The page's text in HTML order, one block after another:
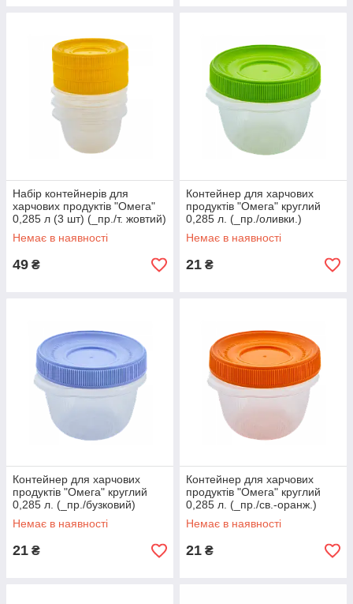
Набір контейнерів для
харчових продуктів "Омега"
0,285 л (3 шт) (_пр./т. жовтий)
Немає в наявності
49 ₴
Контейнер для харчових
продуктів "Омега" круглий
0,285 л. (_пр./оливки.)
Немає в наявності
21 ₴
Контейнер для харчових
продуктів "Омега" круглий
0,285 л. (_пр./бузковий)
Немає в наявності
21 ₴
Контейнер для харчових
продуктів "Омега" круглий
0,285 л. (_пр./св.-оранж.)
Немає в наявності
21 ₴